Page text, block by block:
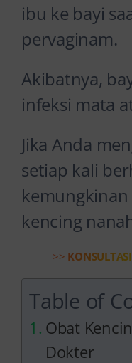
ibu ke bayi
pervaginam.
Akibatnya,
infeksi mata
Jika Anda
setiap kali
kencing
>>
Table of
Obat
Dokter